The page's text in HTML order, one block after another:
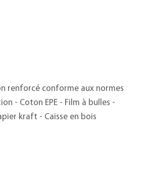
renforcé conforme aux normes
- Coton EPE - Film à bulles -
kraft - Caisse en bois